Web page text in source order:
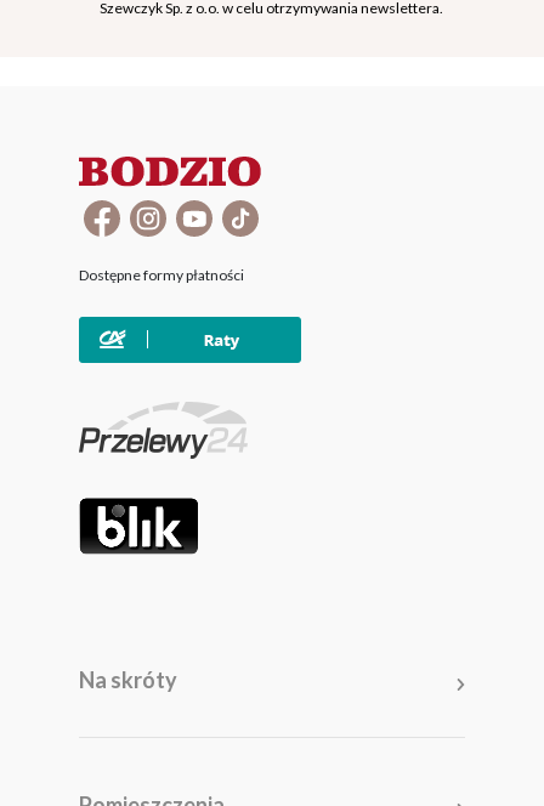
Szewczyk Sp. z o.o. w celu otrzymywania newslettera.
Dostępne formy płatności
Na skróty
Pomieszczenia